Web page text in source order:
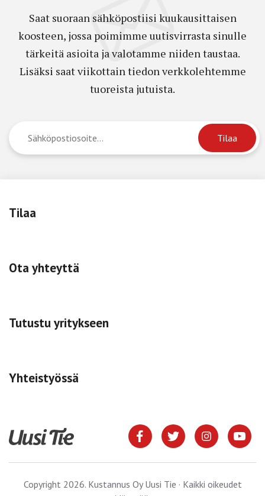
Saat suoraan sähköpostiisi kuukausittaisen
koosteen, jossa poimimme uutisvirrasta sinulle
tärkeitä asioita ja valotamme niiden taustaa.
Lisäksi saat viikottain tiedon verkkolehtemme
tuoreista jutuista.
Tilaa
Ota yhteyttä
Tutustu yritykseen
Yhteistyössä
Copyright 2026. Kustannus Oy Uusi Tie · Kaikki oikeudet